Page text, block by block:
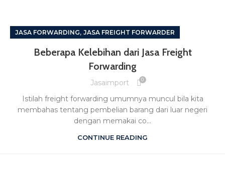
JASA FORWARDING, JASA FREIGHT FORWARDER
Beberapa Kelebihan dari Jasa Freight
Forwarding
Jasaimport 0
Istilah freight forwarding umumnya muncul bila kita
membahas tentang pembelian barang dari luar negeri
dengan memakai co...
CONTINUE READING